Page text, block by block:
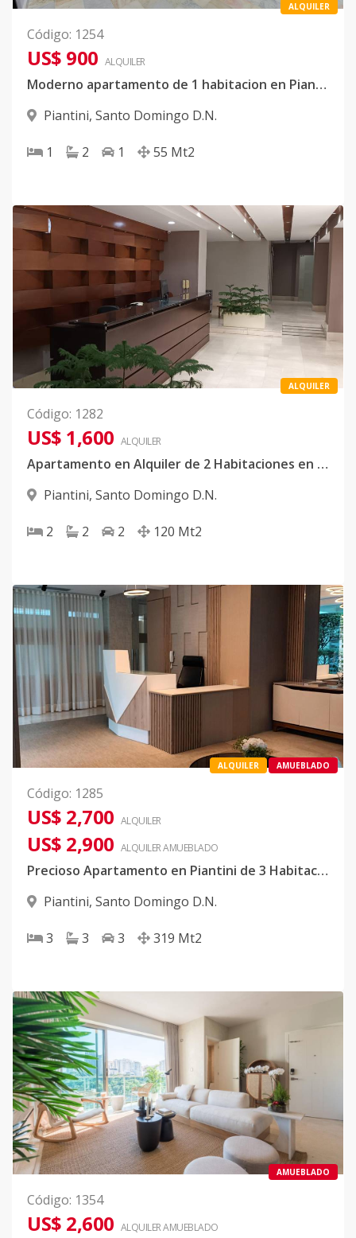
ALQUILER
Código: 1254
US$ 900 ALQUILER
Moderno apartamento de 1 habitacion en Piantini
Piantini, Santo Domingo D.N.
1 2 1 55 Mt2
ALQUILER
Código: 1282
US$ 1,600 ALQUILER
Apartamento en Alquiler de 2 Habitaciones en Piantini
Piantini, Santo Domingo D.N.
2 2 2 120 Mt2
ALQUILER AMUEBLADO
Código: 1285
US$ 2,700 ALQUILER
US$ 2,900 ALQUILERAMUEBLADO
Precioso Apartamento en Piantini de 3 Habitaciones en Alquiler
Piantini, Santo Domingo D.N.
3 3 3 319 Mt2
AMUEBLADO
Código: 1354
US$ 2,600 ALQUILERAMUEBLADO